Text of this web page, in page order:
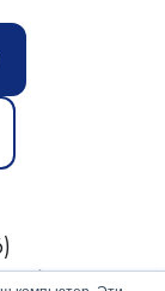
|О нас